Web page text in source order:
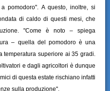
pomodoro". A questo, inoltre, si
di caldo di questi mesi, che
"Come è noto – spiega
– quella del pomodoro è una
temperatura superiore ai 35 gradi.
e dagli agricoltori è dunque
di questa estate rischiano infatti
sulla produzione".